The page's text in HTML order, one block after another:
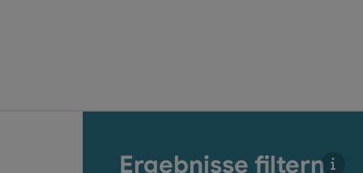
Ergebnisse filtern